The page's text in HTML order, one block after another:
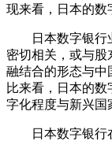
现来看，日本的数
日本数字银
密切相关，或与
融结合的形态与中
比来看，日本的
字化程度与新兴国
日本数字银